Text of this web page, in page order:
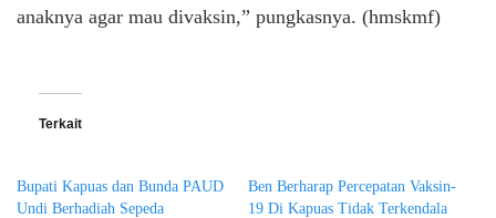
anaknya agar mau divaksin,” pungkasnya. (hmskmf)
Terkait
Bupati Kapuas dan Bunda PAUD
Undi Berhadiah Sepeda
Ben Berharap Percepatan Vaksin-
19 Di Kapuas Tidak Terkendala